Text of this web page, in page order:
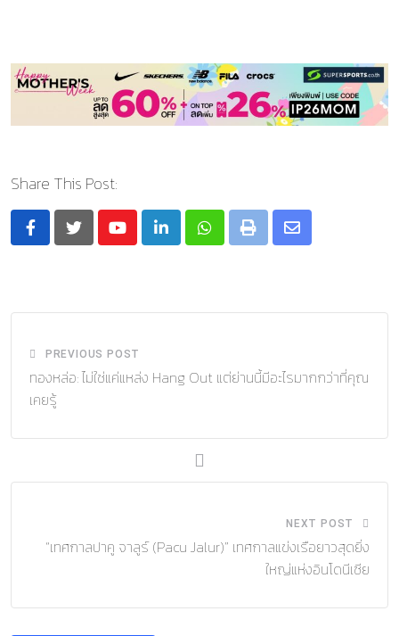
Share This Post:
YoutubeLinkedInWhatsapp
Print
Share
PREVIOUS POST
ทองหล่อ: ไม่ใช่แค่แหล่ง Hang Out แต่ย่านนี้มีอะไรมากกว่าที่คุณ
เคยรู้
NEXT POST
“เทศกาลปาคู จาลูร์ (Pacu Jalur)” เทศกาลแข่งเรือยาวสุดยิ่ง
ใหญ่แห่งอินโดนีเซีย